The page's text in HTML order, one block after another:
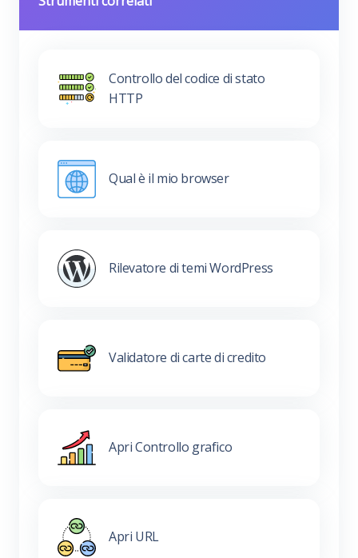
Controllo del codice di stato
HTTP
Qual è il mio browser
Rilevatore di temi WordPress
Validatore di carte di credito
Apri Controllo grafico
Apri URL